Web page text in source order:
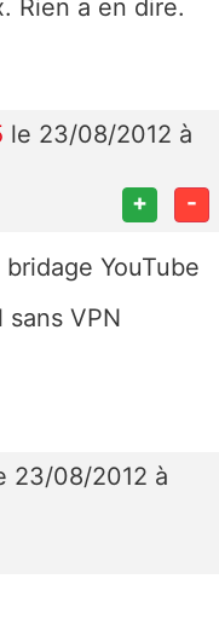
Rien a en dire.
le 23/08/2012 à
+ -
YouTube
VPN
23/08/2012 à